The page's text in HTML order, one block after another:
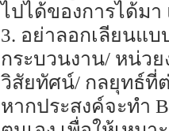
ไปได้ของการได้ม
3. อย่าลอกเลียนแบ
กระบวนงาน/ หน่ว
วิสัยทัศน์/ กลยุทธ์ที่
หากประสงค์จะทำ